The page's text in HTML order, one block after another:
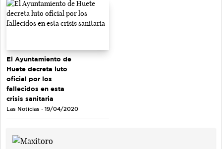
El Ayuntamiento de
Huete decreta luto
oficial por los
fallecidos en esta
crisis sanitaria
Las Noticias - 19/04/2020